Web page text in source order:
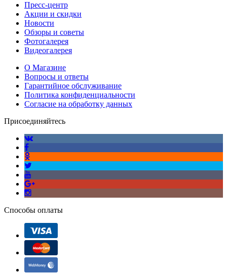
Пресс-центр
Акции и скидки
Новости
Обзоры и советы
Фотогалерея
Видеогалерея
О Магазине
Вопросы и ответы
Гарантийное обслуживание
Политика конфиденциальности
Согласие на обработку данных
Присоединяйтесь
Способы оплаты